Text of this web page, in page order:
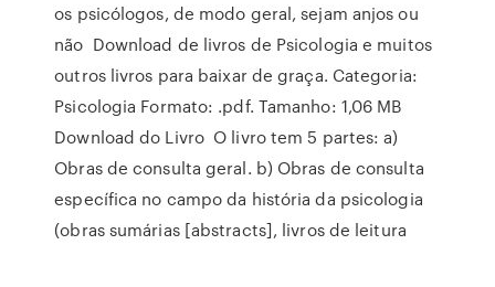
os psicólogos, de modo geral, sejam anjos ou
não Download de livros de Psicologia e muitos
outros livros para baixar de graça. Categoria:
Psicologia Formato: .pdf. Tamanho: 1,06 MB
Download do Livro O livro tem 5 partes: a)
Obras de consulta geral. b) Obras de consulta
específica no campo da história da psicologia
(obras sumárias [abstracts], livros de leitura